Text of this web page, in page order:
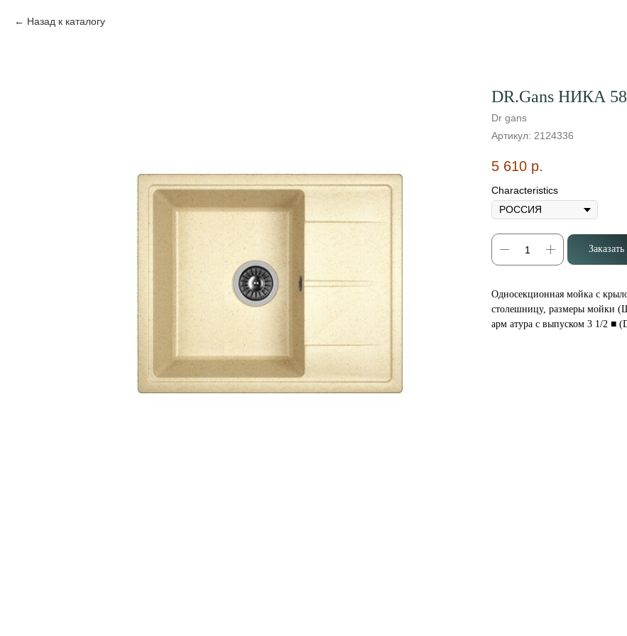
Назад к каталогу
DR.Gans НИКА
Dr gans
Артикул: 2124336
5 610 р.
Characteristics
Заказать
Односекционная мойка с
столешницу, размеры мойки
арм атура с выпуском 3 1/2 ■